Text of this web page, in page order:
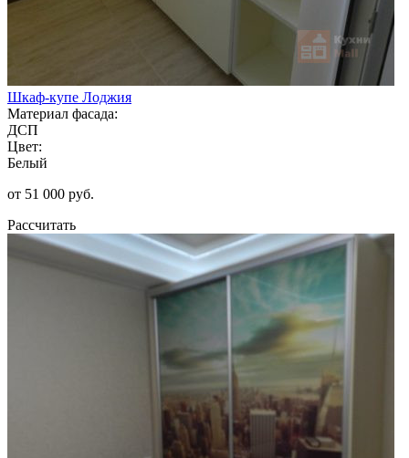
Шкаф-купе Лоджия
Материал фасада:
ДСП
Цвет:
Белый
от 51 000 руб.
Рассчитать